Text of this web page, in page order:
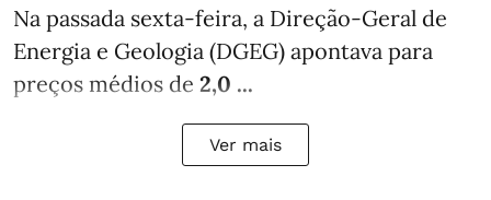
Na passada sexta-feira, a Direção-Geral de
Energia e Geologia (DGEG) apontava para
preços médios de 2,0 ...
Ver mais